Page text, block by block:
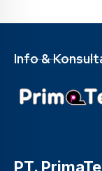
Info &
PT.